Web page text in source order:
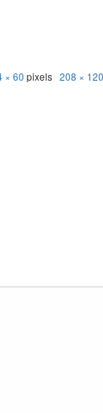
× 60 pixels 208 × 120